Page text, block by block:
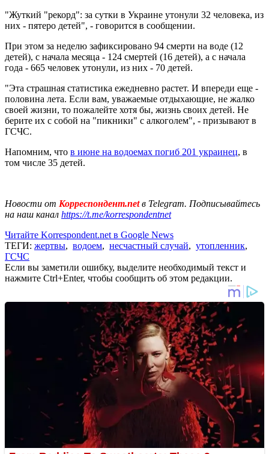
"Жуткий "рекорд": за сутки в Украине утонули 32 человека, из
них - пятеро детей", - говорится в сообщении.
При этом за неделю зафиксировано 94 смерти на воде (12
детей), с начала месяца - 124 смертей (16 детей), а с начала
года - 665 человек утонули, из них - 70 детей.
"Эта страшная статистика ежедневно растет. И впереди еще -
половина лета. Если вам, уважаемые отдыхающие, не жалко
своей жизни, то пожалейте хотя бы, жизнь своих детей. Не
берите их с собой на "пикники" с алкоголем", - призывают в
ГСЧС.
Напомним, что в июне на водоемах погиб 201 украинец, в
том числе 35 детей.
Новости от Корреспондент.netв Telegram. Подписывайтесь
на наш канал https://t.me/korrespondentnet
Читайте Korrespondent.net в Google News
ТЕГИ: жертвы, водоем, несчастный случай, утопленник,
ГСЧС
Если вы заметили ошибку, выделите необходимый текст и
нажмите Ctrl+Enter, чтобы сообщить об этом редакции.